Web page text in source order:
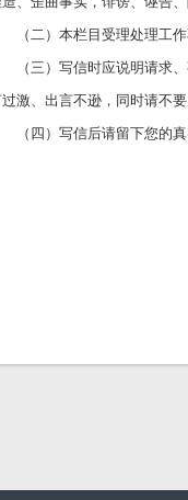
（二）本栏目受理处理工
（三）写信时应说明请求
激、出言不逊，同时请不
（四）写信后请留下您的